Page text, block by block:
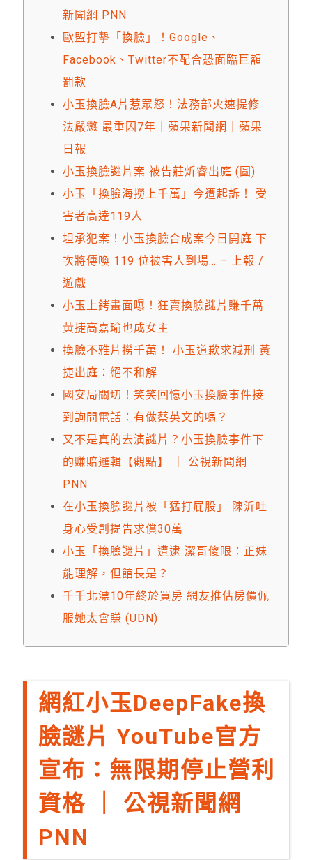
新聞網 PNN
歐盟打擊「換臉」！Google、
Facebook、Twitter不配合恐面臨巨額
罰款
小玉換臉A片惹眾怒！法務部火速提修
法嚴懲 最重囚7年｜蘋果新聞網｜蘋果
日報
小玉換臉謎片案 被告莊炘睿出庭 (圖)
小玉「換臉海撈上千萬」今遭起訴！ 受
害者高達119人
坦承犯案！小玉換臉合成案今日開庭 下
次將傳喚 119 位被害人到場… – 上報 /
遊戲
小玉上銬畫面曝！狂賣換臉謎片賺千萬
黃捷高嘉瑜也成女主
換臉不雅片撈千萬！ 小玉道歉求減刑 黃
捷出庭：絕不和解
國安局關切！笑笑回憶小玉換臉事件接
到詢問電話：有做蔡英文的嗎？
又不是真的去演謎片？小玉換臉事件下
的賺賠邏輯【觀點】 ｜ 公視新聞網
PNN
在小玉換臉謎片被「猛打屁股」 陳沂吐
身心受創提告求償30萬
小玉「換臉謎片」遭逮 潔哥傻眼：正妹
能理解，但館長是？
千千北漂10年終於買房 網友推估房價佩
服她太會賺 (UDN)
網紅小玉DeepFake換
臉謎片 YouTube官方
宣布：無限期停止營利
資格 ｜ 公視新聞網
PNN